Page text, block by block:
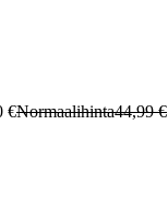
€Normaalihinta44,99 €